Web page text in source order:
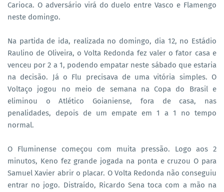
Carioca. O adversário virá do duelo entre Vasco e Flamengo
neste domingo.
Na partida de ida, realizada no domingo, dia 12, no Estádio
Raulino de Oliveira, o Volta Redonda fez valer o fator casa e
venceu por 2 a 1, podendo empatar neste sábado que estaria
na decisão. Já o Flu precisava de uma vitória simples. O
Voltaço jogou no meio de semana na Copa do Brasil e
eliminou o Atlético Goianiense, fora de casa, nas
penalidades, depois de um empate em 1 a 1 no tempo
normal.
O Fluminense começou com muita pressão. Logo aos 2
minutos, Keno fez grande jogada na ponta e cruzou O para
Samuel Xavier abrir o placar. O Volta Redonda não conseguiu
entrar no jogo. Distraído, Ricardo Sena toca com a mão na